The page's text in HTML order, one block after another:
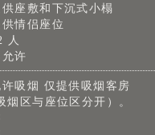
座敷和下沉式小榻
情侣座位
人
许
许吸烟 仅提供吸烟客房
烟区与座位区分开）。